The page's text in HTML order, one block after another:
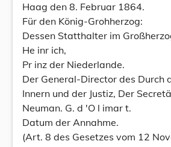
Haag den 8. Februar 1864.
Für den König-Grohherzog:
Dessen Statthalter im
He inr ich,
Pr inz der Niederlande.
Der General-Director des Durch
Innern und der Justiz, Der
Neuman. G. d 'O l imar t.
Datum der Annahme.
(Art. 8 des Gesetzes vom 12